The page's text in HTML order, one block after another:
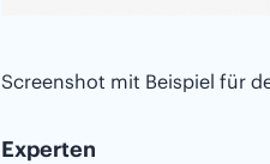
Screenshot mit Beispiel für
Experten